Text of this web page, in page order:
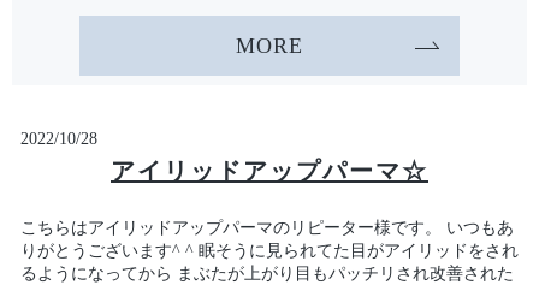
MORE
2022/10/28
アイリッドアップパーマ☆
こちらはアイリッドアップパーマのリピーター様です。 いつもあ
りがとうございます^ ^ 眠そうに見られてた目がアイリッドをされ
るようになってから まぶたが上がり目もパッチリされ改善された